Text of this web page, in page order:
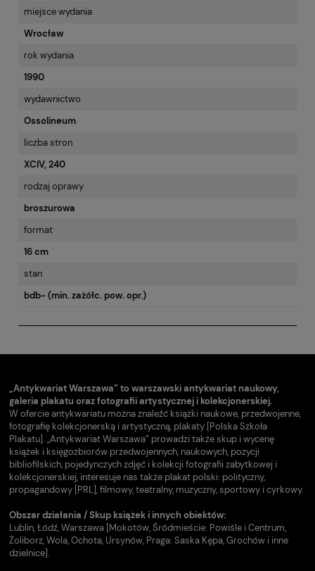
miejsce wydania
Wrocław
rok wydania
1990
wydawnictwo
Ossolineum
liczba stron
XCIV, 240
rodzaj oprawy
broszurowa
format
16 cm
stan
bdb- (min. zażółc. pow. opr.)
„Antykwariat Warszawa” to warszawski antykwariat naukowy,
galeria plakatu oraz fotografii artystycznej i kolekcjonerskiej.
W ofercie antykwariatu można znaleźć książki naukowe, przedwojenne,
fotografię kolekcjonerską i artystyczną, plakaty [Polska Szkoła
Plakatu]. „Antykwariat Warszawa” prowadzi także skup i wycenę
książek i księgozbiorów przedwojennych, naukowych, pozycji
bibliofilskich, pojedynczych zdjęć i kolekcji fotografii zabytkowej i
kolekcjonerskiej, interesuje nas także plakat polski: polityczny,
propagandowy [PRL], filmowy, teatralny, muzyczny, sportowy i cyrkowy.
Obszar działania / Skup książek i innych obiektów:
Lublin, Łódź, Warszawa [Mokotów, Śródmieście: Powiśle i Centrum,
Żoliborz, Wola, Ochota, Ursynów, Praga: Saska Kępa, Grochów i inne
dzielnice].